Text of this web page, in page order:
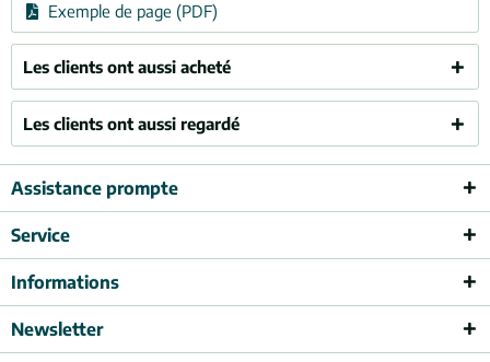
Exemple de page (PDF)
Les clients ont aussi acheté
Les clients ont aussi regardé
Assistance prompte
Service
Informations
Newsletter